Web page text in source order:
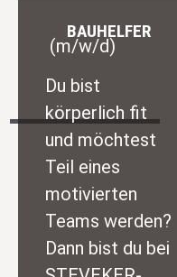
BAUHELFER
(m/w/d)
Du bist
körperlich fit
und möchtest
Teil eines
motivierten
Teams werden?
Dann bist du bei